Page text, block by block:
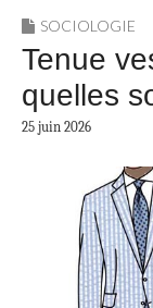
SOCIOLOGIE
Tenue
quelles
25 juin 2026